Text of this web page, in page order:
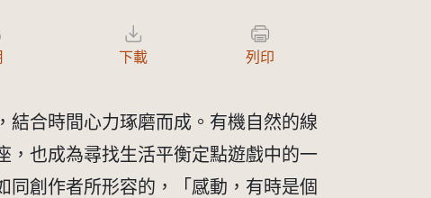
下載 列印
結合時間心力琢磨而成。有機自然的線
，也成為尋找生活平衡定點遊戲中的一
同創作者所形容的，「感動，有時是個